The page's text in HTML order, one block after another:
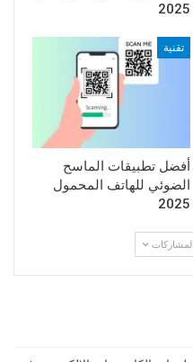
2025
تقنية
أفضل تطبيقات الماسح
الضوئي للهاتف المحمول
2025